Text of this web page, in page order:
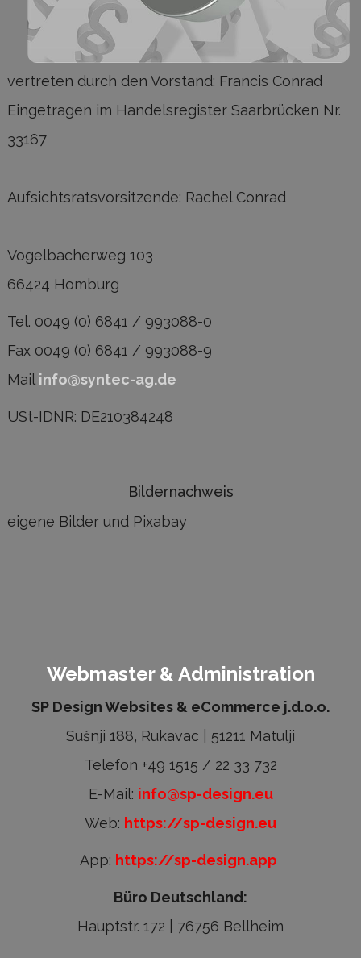
vertreten durch den Vorstand: Francis Conrad
Eingetragen im Handelsregister Saarbrücken Nr.
33167
Aufsichtsratsvorsitzende: Rachel Conrad
Vogelbacherweg 103
66424 Homburg
Tel. 0049 (0) 6841 / 993088-0
Fax 0049 (0) 6841 / 993088-9
Mail info@syntec-ag.de
USt-IDNR: DE210384248
Bildernachweis
eigene Bilder und Pixabay
Webmaster & Administration
SP Design Websites & eCommerce j.d.o.o.
Sušnji 188, Rukavac | 51211 Matulji
Telefon +49 1515 / 22 33 732
E-Mail: info@sp-design.eu
Web: https://sp-design.eu
App: https://sp-design.app
Büro Deutschland:
Hauptstr. 172 | 76756 Bellheim